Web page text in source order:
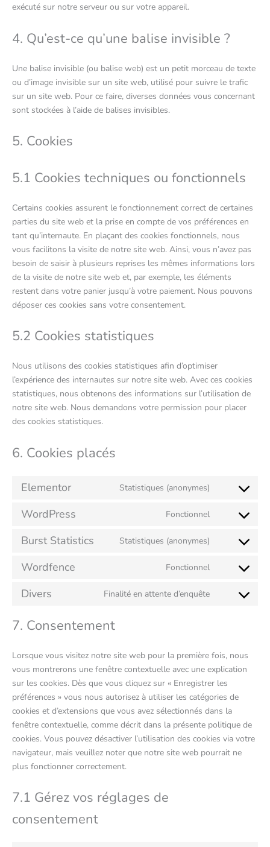
exécuté sur notre serveur ou sur votre appareil.
4. Qu’est-ce qu’une balise invisible ?
Une balise invisible (ou balise web) est un petit morceau de texte
ou d’image invisible sur un site web, utilisé pour suivre le trafic
sur un site web. Pour ce faire, diverses données vous concernant
sont stockées à l’aide de balises invisibles.
5. Cookies
5.1 Cookies techniques ou fonctionnels
Certains cookies assurent le fonctionnement correct de certaines
parties du site web et la prise en compte de vos préférences en
tant qu’internaute. En plaçant des cookies fonctionnels, nous
vous facilitons la visite de notre site web. Ainsi, vous n’avez pas
besoin de saisir à plusieurs reprises les mêmes informations lors
de la visite de notre site web et, par exemple, les éléments
restent dans votre panier jusqu’à votre paiement. Nous pouvons
déposer ces cookies sans votre consentement.
5.2 Cookies statistiques
Nous utilisons des cookies statistiques afin d’optimiser
l’expérience des internautes sur notre site web. Avec ces cookies
statistiques, nous obtenons des informations sur l’utilisation de
notre site web. Nous demandons votre permission pour placer
des cookies statistiques.
6. Cookies placés
Elementor Statistiques (anonymes)
WordPress Fonctionnel
Burst Statistics Statistiques (anonymes)
Wordfence Fonctionnel
Divers Finalité en attente d’enquête
7. Consentement
Lorsque vous visitez notre site web pour la première fois, nous
vous montrerons une fenêtre contextuelle avec une explication
sur les cookies. Dès que vous cliquez sur « Enregistrer les
préférences » vous nous autorisez à utiliser les catégories de
cookies et d’extensions que vous avez sélectionnés dans la
fenêtre contextuelle, comme décrit dans la présente politique de
cookies. Vous pouvez désactiver l’utilisation des cookies via votre
navigateur, mais veuillez noter que notre site web pourrait ne
plus fonctionner correctement.
7.1 Gérez vos réglages de
consentement